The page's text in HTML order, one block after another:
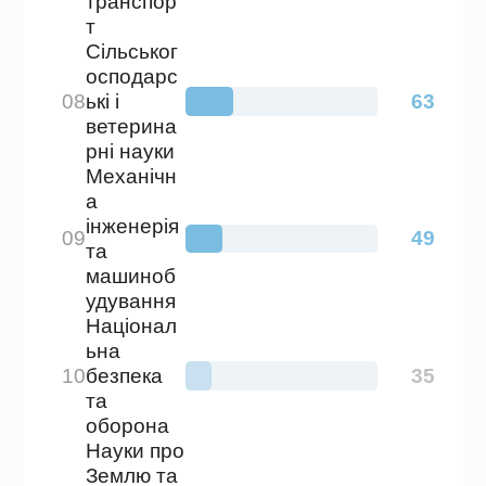
ключовою причиною, чому у 2025 році зі
Scopus було виключено 11 українських
журналів одночасно — безпрецедентний
удар по репутації української науки. 2
червня 2025 року МОН офіційним листом
№ 1/11385-25 за підписом заступника
міністра Дениса Курбатова звернувся до
всіх ЗВО та наукових установ з вимогою
розірвати меморандуми зі структурами, що
мають ознаки фабрик статей. На той
момент 48 ЗВО, 5 наукових установ та
окремі академії були підписантами таких
меморандумів. Строк — до 10 червня 2025
Ознайомитись з офіційним листом МОН
можна за
Саме цей скандал став одним із ключових
тригерів для розробки нового Порядку —
наказу №56. МОН вирішив прибрати ґрунт
під ногами у таких структур системно, а не
Саме компанія «Наукові публікації» (Publ
Science) стоїть за одним із найгучніших
скандалів у науковому видавництві